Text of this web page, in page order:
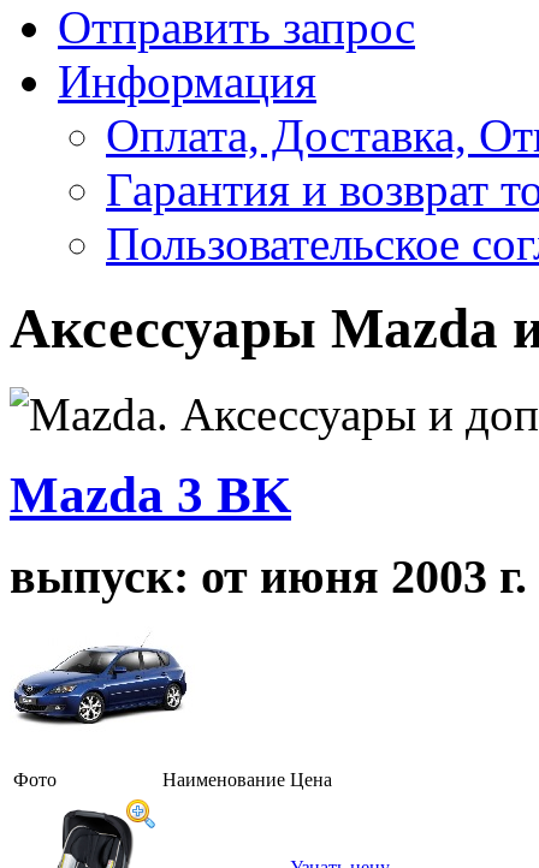
Отправить запрос
Информация
Оплата, Доставка,
Гарантия и возврат
Пользовательское
Аксессуары Mazda
Mazda 3 BK
выпуск: от июня 2003 г.
Фото Наименование Цена